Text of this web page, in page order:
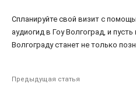
Спланируйте свой визит с
аудиогид в Гоу Волгоград, и
Волгограду станет не только
Предыдущая статья